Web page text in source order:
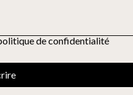
de confidentialité